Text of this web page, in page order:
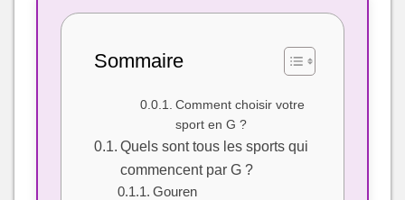
Sommaire
Comment choisir votre
sport en G ?
Quels sont tous les sports qui
commencent par G ?
Gouren